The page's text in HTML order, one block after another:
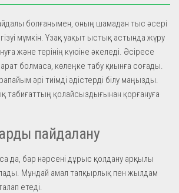
болғанымен, оның шамадан тыс әсері
мүмкін. Ұзақ уақыт ыстық астында жүру
және терінің күюіне әкеледі. Әсіресе
болмаса, көлеңке табу қиынға соғады.
әрі тиімді әдістерді білу маңызды.
табиғаттың қолайсыздығынан қорғануға
пайдалану
да, бар нәрсені дұрыс қолдану арқылы
Мұндай амал тапқырлық пен жылдам
етеді.